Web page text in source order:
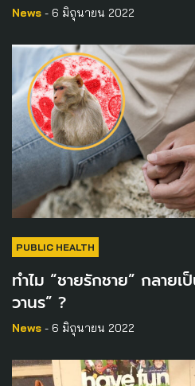
News - 6 มิถุนายน 2022
PUBLIC HEALTH
ทำไม “ชายรักชาย” กลาย
วานร” ?
News - 6 มิถุนายน 2022